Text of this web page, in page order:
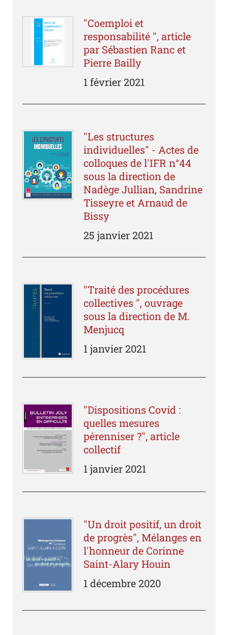
"Coemploi et
responsabilité ", article
par Sébastien Ranc et
Pierre Bailly
1 février 2021
"Les structures
individuelles" - Actes de
colloques de l'IFR n°44
sous la direction de
Nadège Jullian, Sandrine
Tisseyre et Arnaud de
Bissy
25 janvier 2021
"Traité des procédures
collectives ", ouvrage
sous la direction de M.
Menjucq
1 janvier 2021
"Dispositions Covid :
quelles mesures
pérenniser ?", article
collectif
1 janvier 2021
"Un droit positif, un droit
de progrès", Mélanges en
l'honneur de Corinne
Saint-Alary Houin
1 décembre 2020